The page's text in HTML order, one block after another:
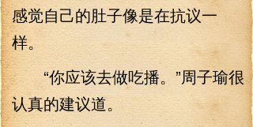
感觉自己的肚子像是在抗议一
样。
“你应该去做吃播。”周子瑜很
认真的建议道。